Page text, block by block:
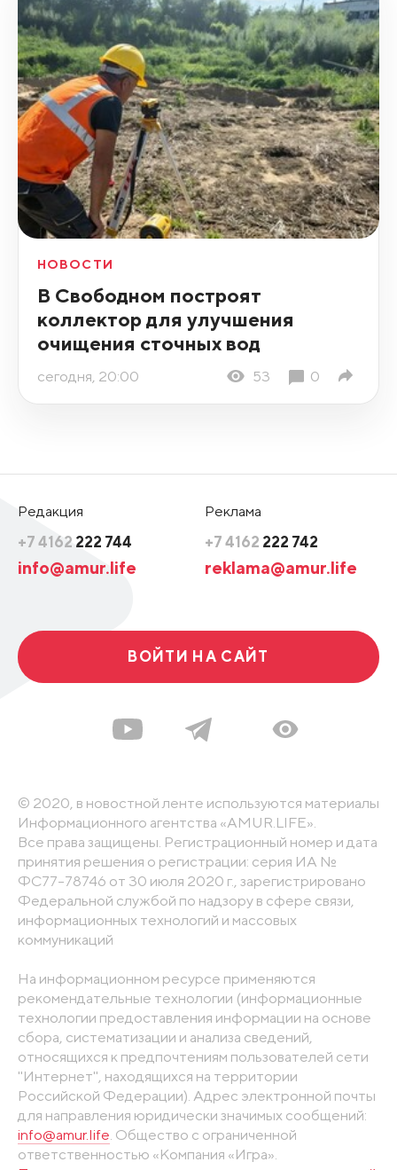
НОВОСТИ
В Свободном построят
коллектор для улучшения
очищения сточных вод
сегодня, 20:00 53 0
Редакция
+7 4162 222 744
info@amur.life
Реклама
+7 4162 222 742
reklama@amur.life
ВОЙТИ НА САЙТ
© 2020, в новостной ленте используются материалы
Информационного агентства «AMUR.LIFE».
Все права защищены. Регистрационный номер и дата
принятия решения о регистрации: серия ИА №
ФС77-78746 от 30 июля 2020 г., зарегистрировано
Федеральной службой по надзору в сфере связи,
информационных технологий и массовых
коммуникаций
На информационном ресурсе применяются
рекомендательные технологии (информационные
технологии предоставления информации на основе
сбора, систематизации и анализа сведений,
относящихся к предпочтениям пользователей сети
"Интернет", находящихся на территории
Российской Федерации). Адрес электронной почты
для направления юридически значимых сообщений:
info@amur.life. Общество с ограниченной
ответственностью «Компания «Игра».